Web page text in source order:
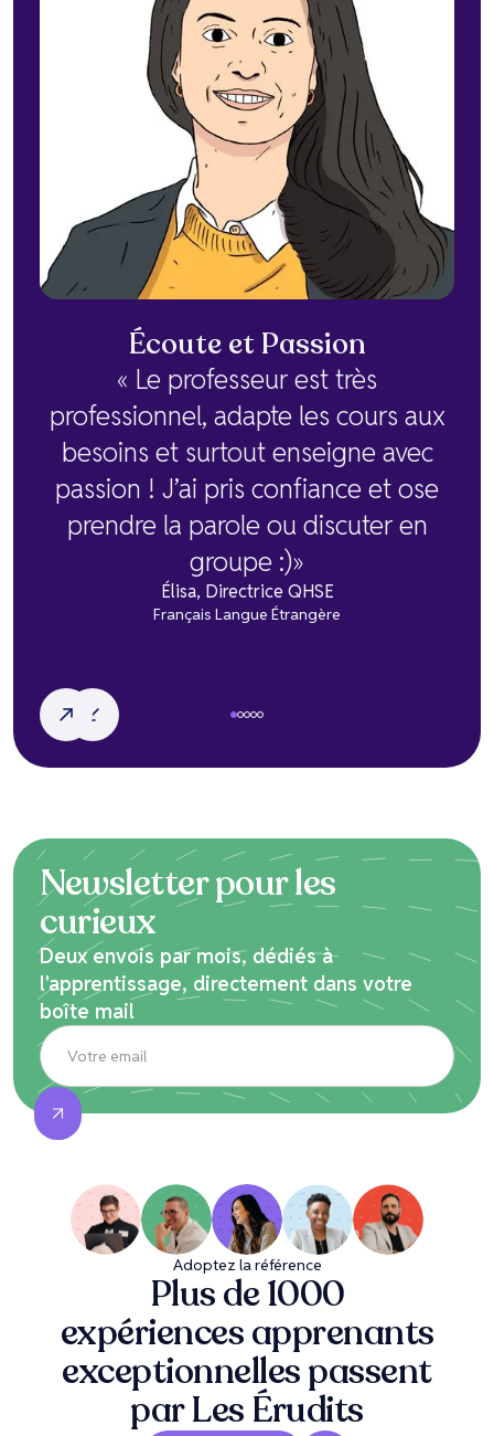
Écoute et Passion
« Le professeur est très
professionnel, adapte les cours aux
besoins et surtout enseigne avec
passion ! J’ai pris confiance et ose
prendre la parole ou discuter en
groupe :)»
Élisa, Directrice QHSE
Français Langue Étrangère
Newsletter pour les
curieux
Deux envois par mois, dédiés à
l'apprentissage, directement dans votre
boîte mail
Adoptez la référence
Plus de 1000
expériences apprenants
exceptionnelles passent
par Les Érudits